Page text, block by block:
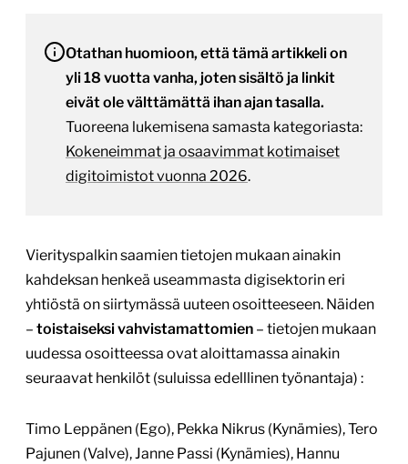
Otathan huomioon, että tämä artikkeli on
yli 18 vuotta vanha, joten sisältö ja linkit
eivät ole välttämättä ihan ajan tasalla.
Tuoreena lukemisena samasta kategoriasta:
Kokeneimmat ja osaavimmat kotimaiset
digitoimistot vuonna 2026.
Vierityspalkin saamien tietojen mukaan ainakin
kahdeksan henkeä useammasta digisektorin eri
yhtiöstä on siirtymässä uuteen osoitteeseen. Näiden
– toistaiseksi vahvistamattomien – tietojen mukaan
uudessa osoitteessa ovat aloittamassa ainakin
seuraavat henkilöt (suluissa edelllinen työnantaja) :
Timo Leppänen (Ego), Pekka Nikrus (Kynämies), Tero
Pajunen (Valve), Janne Passi (Kynämies), Hannu